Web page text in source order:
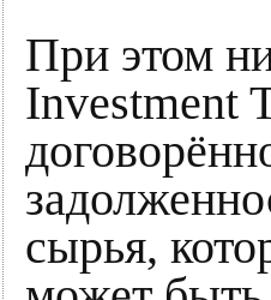
При этом
Investment
сырья,